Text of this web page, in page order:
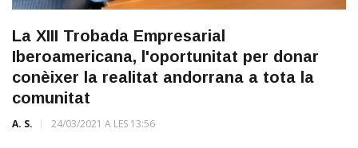
La XIII Trobada Empresarial
Iberoamericana, l'oportunitat per donar
conèixer la realitat andorrana a tota la
comunitat
A. S. 24/03/2021 A LES 13:56